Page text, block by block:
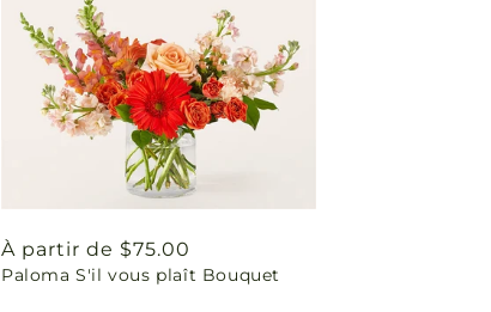
Prix
habituel
À partir de $75.00
Paloma S'il vous plaît Bouquet